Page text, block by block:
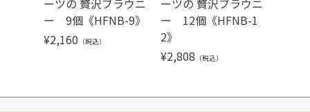
ーツの 贅沢ブラウニ
ー 9個《HFNB-9》
¥2,160 （税込）
ーツの 贅沢ブラウニ
ー 12個《HFNB-1
2》
¥2,808 （税込）